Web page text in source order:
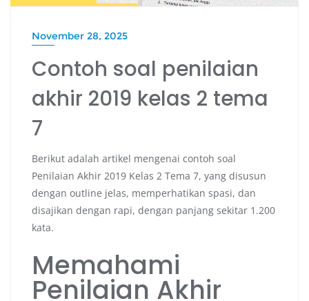
November 28, 2025
Contoh soal penilaian
akhir 2019 kelas 2 tema
7
Berikut adalah artikel mengenai contoh soal
Penilaian Akhir 2019 Kelas 2 Tema 7, yang disusun
dengan outline jelas, memperhatikan spasi, dan
disajikan dengan rapi, dengan panjang sekitar 1.200
kata.
Memahami
Penilaian Akhir